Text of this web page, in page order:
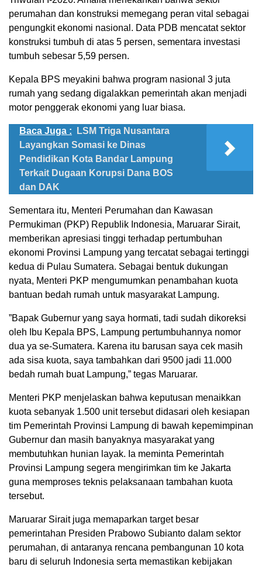
perumahan dan konstruksi memegang peran vital sebagai
pengungkit ekonomi nasional. Data PDB mencatat sektor
konstruksi tumbuh di atas 5 persen, sementara investasi
tumbuh sebesar 5,59 persen.
​Kepala BPS meyakini bahwa program nasional 3 juta
rumah yang sedang digalakkan pemerintah akan menjadi
motor penggerak ekonomi yang luar biasa.
Baca Juga :
LSM Triga Nusantara
Layangkan Somasi ke Dinas
Pendidikan Kota Bandar Lampung
Terkait Dugaan Korupsi Dana BOS
dan DAK
Sementara itu, Menteri Perumahan dan Kawasan
Permukiman (PKP) Republik Indonesia, Maruarar Sirait,
memberikan apresiasi tinggi terhadap pertumbuhan
ekonomi Provinsi Lampung yang tercatat sebagai tertinggi
kedua di Pulau Sumatera. Sebagai bentuk dukungan
nyata, Menteri PKP mengumumkan penambahan kuota
bantuan bedah rumah untuk masyarakat Lampung.
​”Bapak Gubernur yang saya hormati, tadi sudah dikoreksi
oleh Ibu Kepala BPS, Lampung pertumbuhannya nomor
dua ya se-Sumatera. Karena itu barusan saya cek masih
ada sisa kuota, saya tambahkan dari 9500 jadi 11.000
bedah rumah buat Lampung,” tegas Maruarar.
​Menteri PKP menjelaskan bahwa keputusan menaikkan
kuota sebanyak 1.500 unit tersebut didasari oleh kesiapan
tim Pemerintah Provinsi Lampung di bawah kepemimpinan
Gubernur dan masih banyaknya masyarakat yang
membutuhkan hunian layak. Ia meminta Pemerintah
Provinsi Lampung segera mengirimkan tim ke Jakarta
guna memproses teknis pelaksanaan tambahan kuota
tersebut.
Maruarar Sirait juga memaparkan target besar
pemerintahan Presiden Prabowo Subianto dalam sektor
perumahan, di antaranya rencana pembangunan 10 kota
baru di seluruh Indonesia serta memastikan kebijakan